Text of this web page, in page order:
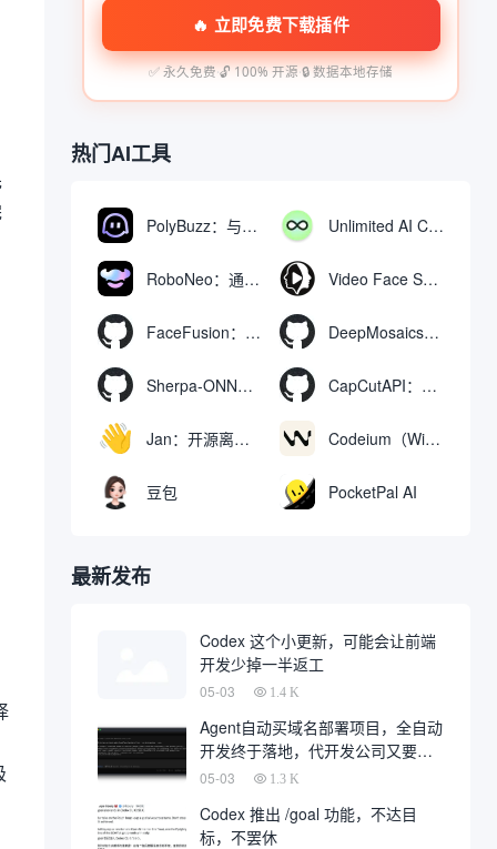
🔥 立即免费下载插件
✅ 永久免费·🔓 100% 开源·🔒 数据本地存储
热门AI工具
PolyBuzz：与AI角色互动的免费聊天与角色扮演平台 Unlimited AI Chat：免费无限制的AI聊天工具
RoboNeo：通过聊天生成和编辑视频与图像的AI工具 Video Face Swap
FaceFusion：视频换脸增强工具|语音同步视频嘴型动作 DeepMosaics：自动去除图像和视频中的马赛克，或向其添加马赛克
Sherpa-ONNX：使用ONNXRuntime实现离线语音识别和合成 CapCutAPI：自动化控制CapCut视频剪辑的开源工具
Jan：开源离线AI助手，ChatGPT 替代品，运行本地AI模型或连接云端AI Codeium（Windsurf Editor）：免费的AI代码补全与聊天工具，Windsurf以对话方式编写完整项目代码
豆包 PocketPal AI
最新发布
Codex 这个小更新，可能会让前端
开发少掉一半返工
05-03 1.4 K
Agent自动买域名部署项目，全自动
开发终于落地，代开发公司又要倒
一大片
05-03 1.3 K
Codex 推出 /goal 功能，不达目
标，不罢休